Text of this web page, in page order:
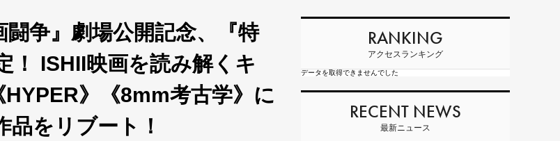
争』劇場公開記念、『特
！ ISHII映画を読み解くキ
》《8mm考古学》に
品をリブート！
RANKING
アクセスランキング
データを取得できませんでした
RECENT NEWS
最新ニュース